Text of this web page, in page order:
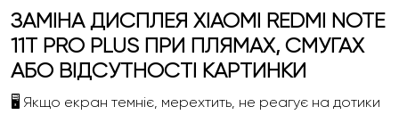
ЗАМІНА ДИСПЛЕЯ XIAOMI REDMI NOTE
11T PRO PLUS ПРИ ПЛЯМАХ, СМУГАХ
АБО ВІДСУТНОСТІ КАРТИНКИ
🖥️ Якщо екран темніє, мерехтить, не реагує на дотики